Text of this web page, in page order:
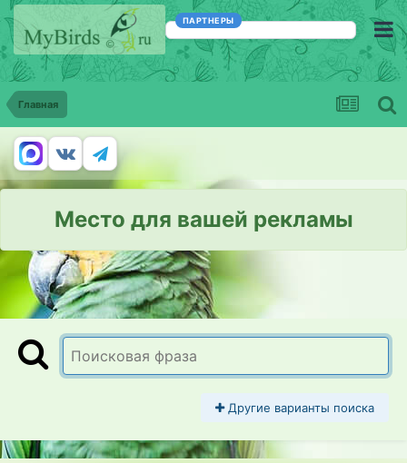
ПАРТНЕРЫ
Главная
Место для вашей рекламы
Другие варианты поиска